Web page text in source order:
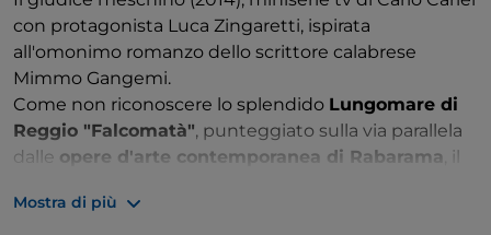
con protagonista Luca Zingaretti, ispirata
all'omonimo romanzo dello scrittore calabrese
Mimmo Gangemi.
Come non riconoscere lo splendido Lungomare di
Reggio "Falcomatà", punteggiato sulla via parallela
dalle opere d'arte contemporanea di Rabarama , il
scala mobile che conduce al quartiere della
Mostra di più